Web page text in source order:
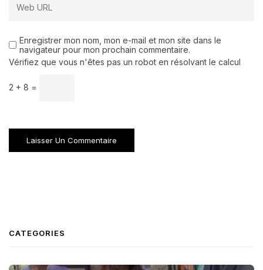
Enregistrer mon nom, mon e-mail et mon site dans le
navigateur pour mon prochain commentaire.
Vérifiez que vous n'êtes pas un robot en résolvant le calcul
2 + 8 =
CATEGORIES